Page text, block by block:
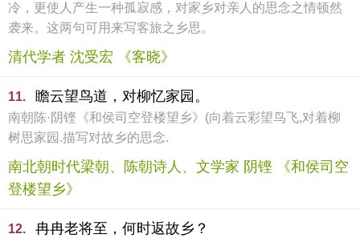
冷，更使人产生一种孤寂感，对家乡对亲人的思念之情顿然
袭来。这两句可用来写客旅之乡思。
清代学者 沈受宏 《客晓》
11. 瞻云望鸟道，对柳忆家园。
南朝陈·阴铿《和侯司空登楼望乡》(向着云彩望鸟飞,对着柳
树思家园.描写对故乡的思念.
南北朝时代梁朝、陈朝诗人、文学家 阴铿 《和侯司空
登楼望乡》
12.
冉冉老将至，何时返故乡？